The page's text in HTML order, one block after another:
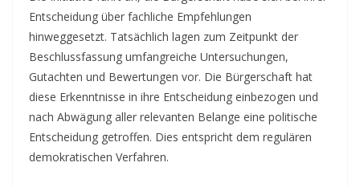
Entscheidung über fachliche Empfehlungen
hinweggesetzt. Tatsächlich lagen zum Zeitpunkt der
Beschlussfassung umfangreiche Untersuchungen,
Gutachten und Bewertungen vor. Die Bürgerschaft hat
diese Erkenntnisse in ihre Entscheidung einbezogen und
nach Abwägung aller relevanten Belange eine politische
Entscheidung getroffen. Dies entspricht dem regulären
demokratischen Verfahren.